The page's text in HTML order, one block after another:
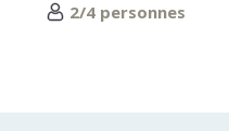
2/4 personnes